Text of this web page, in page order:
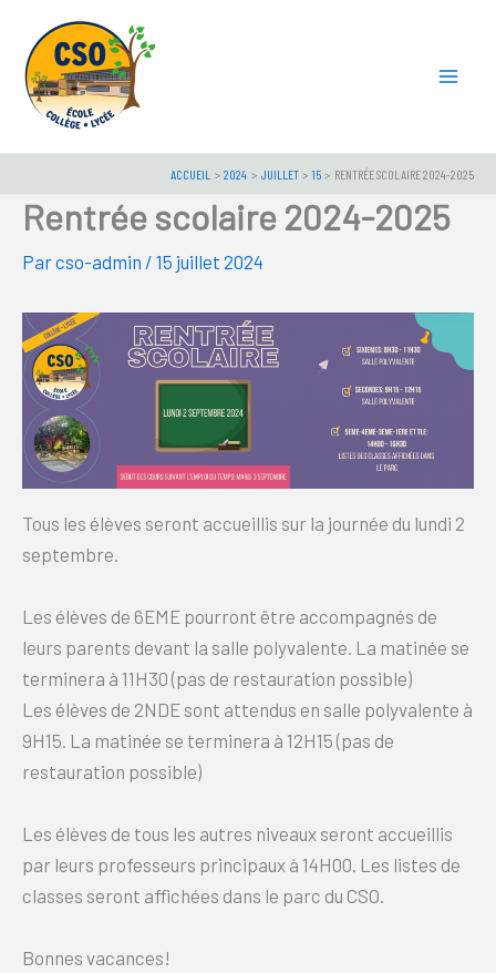
contenu
ACCUEIL 2024 JUILLET 15 RENTRÉE SCOLAIRE 2024-2025
Rentrée scolaire 2024-2025
Parcso-admin / 15 juillet 2024
Tous les élèves seront accueillis sur la journée du lundi 2
septembre.
Les élèves de 6EME pourront être accompagnés de
leurs parents devant la salle polyvalente. La matinée se
terminera à 11H30 (pas de restauration possible)
Les élèves de 2NDE sont attendus en salle polyvalente à
9H15. La matinée se terminera à 12H15 (pas de
restauration possible)
Les élèves de tous les autres niveaux seront accueillis
par leurs professeurs principaux à 14H00. Les listes de
classes seront affichées dans le parc du CSO.
Bonnes vacances!